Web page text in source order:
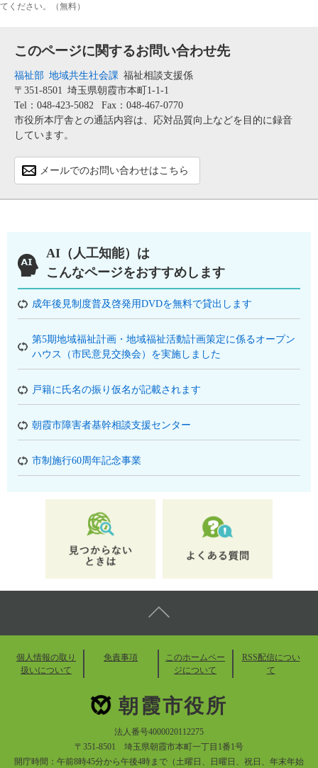
てください。（無料）
このページに関するお問い合わせ先
福祉部 地域共生社会課 福祉相談支援係
〒351-8501 埼玉県朝霞市本町1-1-1
Tel：048-423-5082
Fax：048-467-0770
市役所本庁舎との通話内容は、応対品質向上などを目的に録音
しています。
メールでのお問い合わせはこちら
AI（人工知能）は
こんなページをおすすめします
成年後見制度普及啓発用DVDを無料で貸出します
第5期地域福祉計画・地域福祉活動計画策定に係るオープン
ハウス（市民意見交換会）を実施しました
戸籍に氏名の振り仮名が記載されます
朝霞市障害者基幹相談支援センター
市制施行60周年記念事業
個人情報の取り
扱いについて
免責事項
このホームペー
ジについて
RSS配信につい
て
朝霞市役所
法人番号4000020112275
〒351-8501 埼玉県朝霞市本町一丁目1番1号
開庁時間：午前8時45分から午後4時まで（土曜日、日曜日、祝日、年末年始